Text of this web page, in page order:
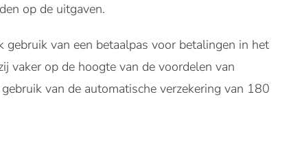
op de uitgaven.
gebruik van een betaalpas voor betalingen in het
vaker op de hoogte van de voordelen van
van de automatische verzekering van 180